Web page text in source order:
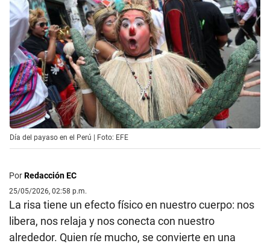
Día del payaso en el Perú | Foto: EFE
PorRedacción EC
25/05/2026, 02:58 p.m.
La risa tiene un efecto físico en nuestro cuerpo: nos
libera, nos relaja y nos conecta con nuestro
alrededor. Quien ríe mucho, se convierte en una